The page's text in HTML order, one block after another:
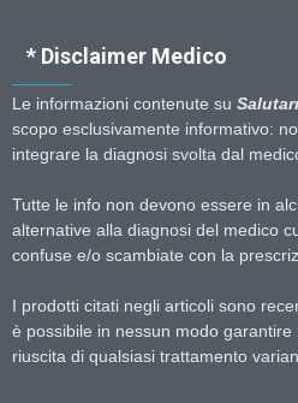
* Disclaimer Medico
Le informazioni contenute su
scopo esclusivamente informativo:
integrare la diagnosi svolta dal
Tutte le info non devono essere in
alternative alla diagnosi del medico
confuse e/o scambiate con la
I prodotti citati negli articoli sono
è possibile in nessun modo
riuscita di qualsiasi trattamento